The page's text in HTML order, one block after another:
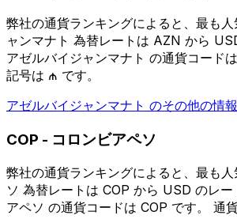
弊社の通貨ランキングによると、最も
ャンマナト 為替レートは AZN から
アゼルバイジャンマナト の通貨コード
記号は ₼ です。
アゼルバイジャンマナト のその他の情報
COP - コロンビアペソ
弊社の通貨ランキングによると、最も
ソ 為替レートは COP から USD のレ
アペソ の通貨コードは COP です。 通